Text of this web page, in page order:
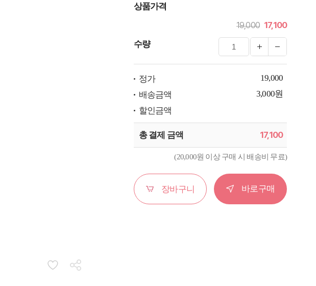
상품가격
19,000 17,100
수량
정가
19,000
배송금액
3,000원
할인금액
총 결제 금액 17,100
(20,000원 이상 구매 시 배송비 무료)
장바구니 바로구매